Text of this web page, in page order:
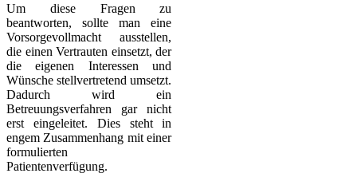
Um diese Fragen zu
beantworten, sollte man eine
Vorsorgevollmacht ausstellen,
die einen Vertrauten einsetzt, der
die eigenen Interessen und
Wünsche stellvertretend umsetzt.
Dadurch wird ein
Betreuungsverfahren gar nicht
erst eingeleitet. Dies steht in
engem Zusammenhang mit einer
formulierten
Patientenverfügung.